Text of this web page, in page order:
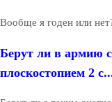
Вообще я годен или
Берут ли в армию
плоскостопием 2